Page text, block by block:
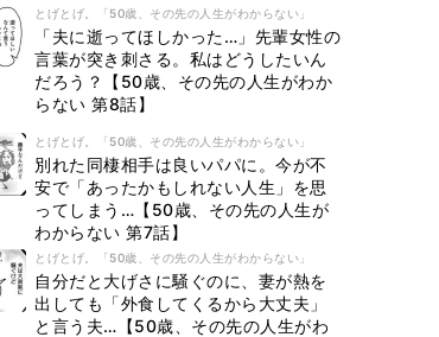
とげとげ。「50歳、その先の人生がわからない」
「夫に逝ってほしかった…」先輩女性の
言葉が突き刺さる。私はどうしたいん
だろう？【50歳、その先の人生がわか
らない 第8話】
とげとげ。「50歳、その先の人生がわからない」
別れた同棲相手は良いパパに。今が不
安で「あったかもしれない人生」を思
ってしまう…【50歳、その先の人生が
わからない 第7話】
とげとげ。「50歳、その先の人生がわからない」
自分だと大げさに騒ぐのに、妻が熱を
出しても「外食してくるから大丈夫」
と言う夫…【50歳、その先の人生がわ